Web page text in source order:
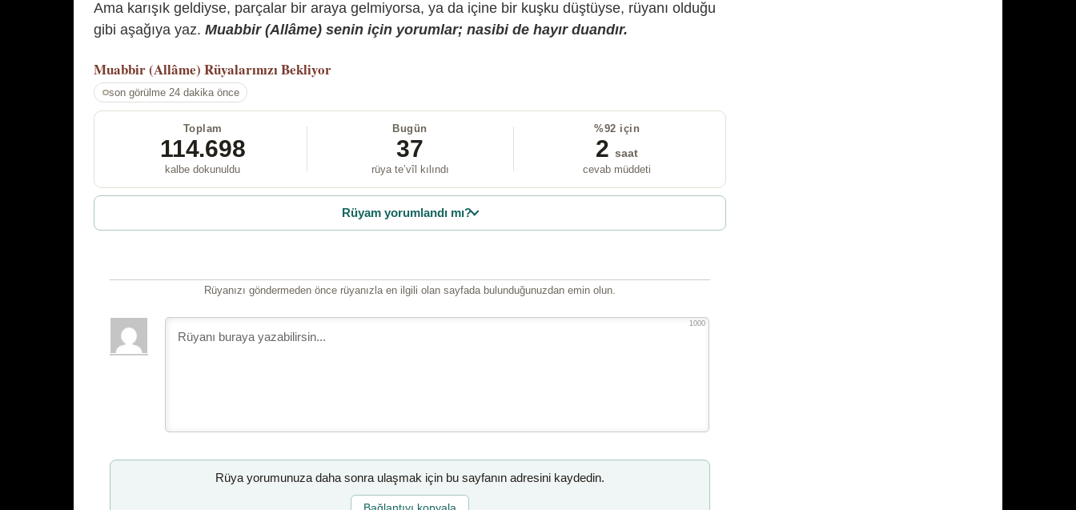
Ama karışık geldiyse, parçalar bir araya gelmiyorsa, ya da içine bir kuşku düştüyse, rüyanı olduğu
gibi aşağıya yaz. Muabbir (Allâme) senin için yorumlar; nasibi de hayır duandır.
Muabbir (Allâme) Rüyalarınızı Bekliyor
son görülme 24 dakika önce
Toplam
114.698
kalbe dokunuldu
Bugün
37
rüya te’vîl kılındı
%92 için
2 saat
cevab müddeti
Rüyam yorumlandı mı?
Rüyanızı göndermeden önce rüyanızla en ilgili olan sayfada bulunduğunuzdan emin olun.
1000
Rüya yorumunuza daha sonra ulaşmak için bu sayfanın adresini kaydedin.